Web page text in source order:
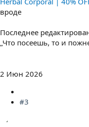
вроде
Последнее
„Что посеешь, то и
2 Июн 2026
#3